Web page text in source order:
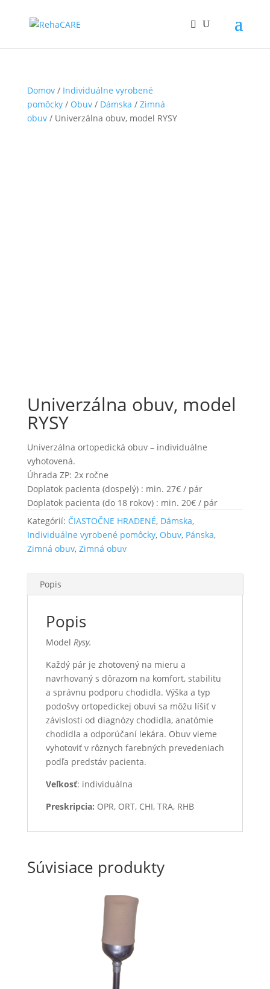
Domov/ Individuálne vyrobené
pomôcky/ Obuv/ Dámska / Zimná
obuv/ Univerzálna obuv, model RYSY
Univerzálna obuv, model
RYSY
Univerzálna ortopedická obuv – individuálne
vyhotovená.
Úhrada ZP: 2x ročne
Doplatok pacienta (dospelý) : min. 27€ / pár
Doplatok pacienta (do 18 rokov) : min. 20€ / pár
Kategórií: ČIASTOČNE HRADENÉ, Dámska,
Individuálne vyrobené pomôcky, Obuv, Pánska,
Zimná obuv, Zimná obuv
Popis
Popis
Model Rysy.
Každý pár je zhotovený na mieru a
navrhovaný s dôrazom na komfort, stabilitu
a správnu podporu chodidla. Výška a typ
podošvy ortopedickej obuvi sa môžu líšiť v
závislosti od diagnózy chodidla, anatómie
chodidla a odporúčaní lekára. Obuv vieme
vyhotoviť v rôznych farebných prevedeniach
podľa predstáv pacienta.
Veľkosť: individuálna
Preskripcia: OPR, ORT, CHI, TRA, RHB
Súvisiace produkty